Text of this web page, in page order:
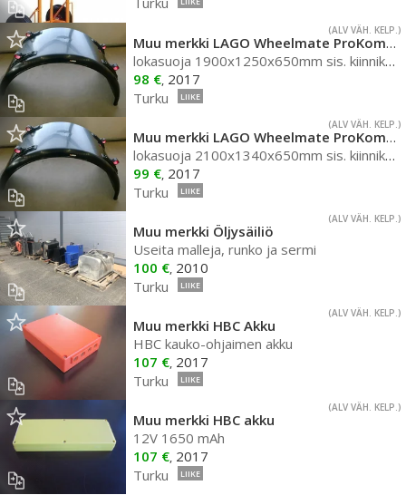
(ALV VÄH. KELP.)
Muu merkki LAGO Wheelmate ProKompleet lok
lokasuoja 1900x1250x650mm sis. kiinnikkeet ja antisprayn
98 €, 2017
Turku
LIIKE
(ALV VÄH. KELP.)
Muu merkki LAGO Wheelmate ProKompleet lok
lokasuoja 2100x1340x650mm sis. kiinnikkeet ja antispray
99 €, 2017
Turku
LIIKE
(ALV VÄH. KELP.)
Muu merkki Öljysäiliö
Useita malleja, runko ja sermi
100 €, 2010
Turku
LIIKE
(ALV VÄH. KELP.)
Muu merkki HBC Akku
HBC kauko-ohjaimen akku
107 €, 2017
Turku
LIIKE
(ALV VÄH. KELP.)
Muu merkki HBC akku
12V 1650 mAh
107 €, 2017
Turku
LIIKE